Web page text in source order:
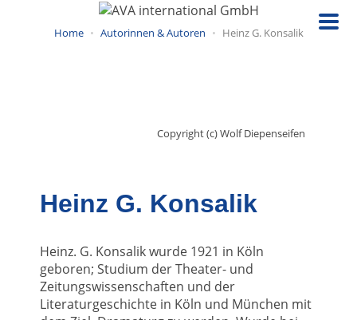
Home Autorinnen & Autoren Heinz G. Konsalik
Copyright (c) Wolf Diepenseifen
Heinz G. Konsalik
Heinz. G. Konsalik wurde 1921 in Köln
geboren; Studium der Theater- und
Zeitungswissenschaften und der
Literaturgeschichte in Köln und München mit